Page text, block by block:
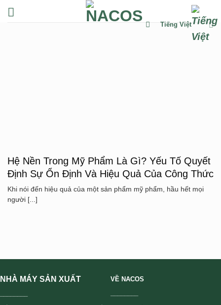
đến
Tiếng Việt
Hệ Nền Trong Mỹ Phẩm Là Gì? Yếu Tố Quyết
Định Sự Ổn Định Và Hiệu Quả Của Công Thức
Khi nói đến hiệu quả của một sản phẩm mỹ phẩm, hầu hết mọi
người [...]
NHÀ MÁY SẢN XUẤT
VỀ NACOS